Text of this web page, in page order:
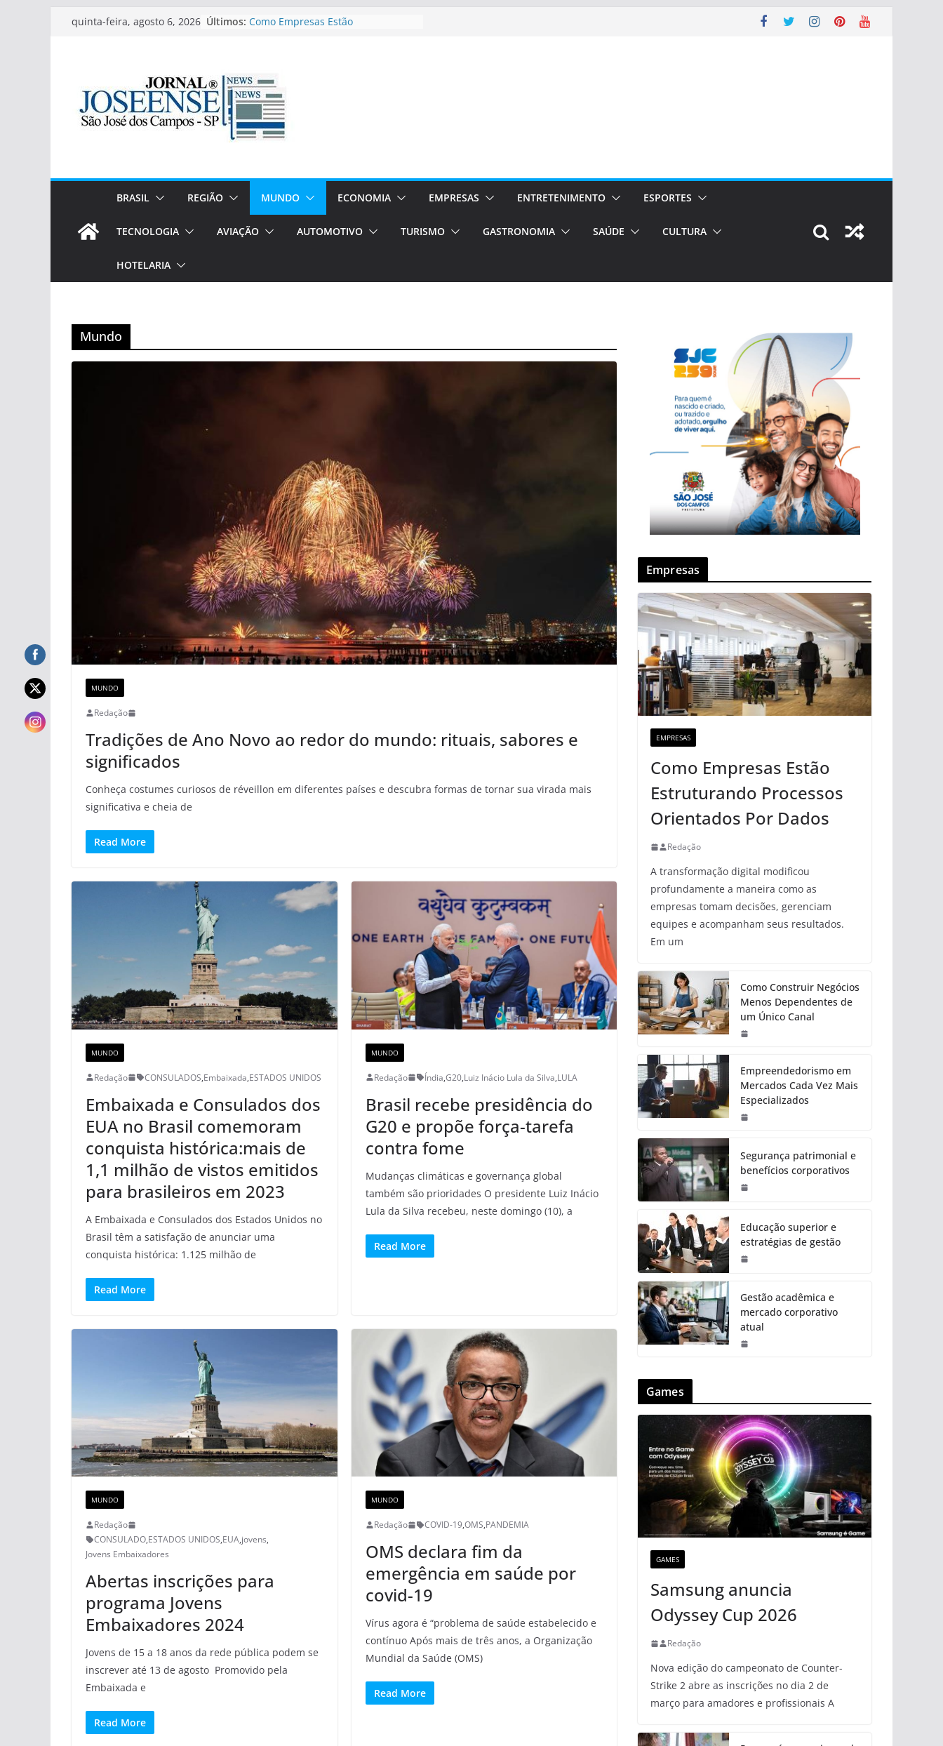
Pularquinta-feira, agosto 6, 2026 Últimos: Como Empresas Estão
impulsiona o turismo em Porto
Seguro com serviços de transfer,
passeios e traslados de alto padrão
Educa Mais Brasil bolsas –
lançadas vagas para o segundo
do vinho(experiências únicas e
A Feimalhas está de volta!
BRASIL REGIÃO MUNDO ECONOMIA EMPRESAS ENTRETENIMENTO ESPORTES
TECNOLOGIA AVIAÇÃO AUTOMOTIVO TURISMO GASTRONOMIA SAÚDE CULTURA
HOTELARIA
Mundo
MUNDO
Redação
Tradições de Ano Novo ao redor do mundo: rituais, sabores e
significados
Conheça costumes curiosos de réveillon em diferentes países e descubra formas de tornar sua virada mais
significativa e cheia de
Read More
MUNDO
Redação CONSULADOS,Embaixada,ESTADOS UNIDOS
Embaixada e Consulados dos
EUA no Brasil comemoram
conquista histórica:mais de
1,1 milhão de vistos emitidos
para brasileiros em 2023
A Embaixada e Consulados dos Estados Unidos no
Brasil têm a satisfação de anunciar uma
conquista histórica: 1.125 milhão de
Read More
MUNDO
Redação Índia,G20,Luiz Inácio Lula da Silva,LULA
Brasil recebe presidência do
G20 e propõe força-tarefa
contra fome
Mudanças climáticas e governança global
também são prioridades O presidente Luiz Inácio
Lula da Silva recebeu, neste domingo (10), a
Read More
MUNDO
Redação
CONSULADO,ESTADOS UNIDOS,EUA,jovens,
Jovens Embaixadores
Abertas inscrições para
programa Jovens
Embaixadores 2024
Jovens de 15 a 18 anos da rede pública podem se
inscrever até 13 de agosto Promovido pela
Embaixada e
Read More
MUNDO
Redação COVID-19,OMS,PANDEMIA
OMS declara fim da
emergência em saúde por
covid-19
Vírus agora é “problema de saúde estabelecido e
contínuo Após mais de três anos, a Organização
Mundial da Saúde (OMS)
Read More
Empresas
EMPRESAS
Como Empresas Estão
Estruturando Processos
Orientados Por Dados
Redação
A transformação digital modificou
profundamente a maneira como as
empresas tomam decisões, gerenciam
equipes e acompanham seus resultados.
Em um
Como Construir Negócios
Menos Dependentes de
um Único Canal
Empreendedorismo em
Mercados Cada Vez Mais
Especializados
Segurança patrimonial e
benefícios corporativos
Educação superior e
estratégias de gestão
Gestão acadêmica e
mercado corporativo
atual
Games
GAMES
Samsung anuncia
Odyssey Cup 2026
Redação
Nova edição do campeonato de Counter-
Strike 2 abre as inscrições no dia 2 de
março para amadores e profissionais A